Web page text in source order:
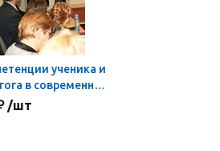
ученика и
в современной
/шт